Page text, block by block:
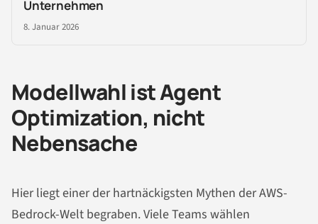
Unternehmen
8. Januar 2026
Modellwahl ist Agent
Optimization, nicht
Nebensache
Hier liegt einer der hartnäckigsten Mythen der AWS-
Bedrock-Welt begraben. Viele Teams wählen